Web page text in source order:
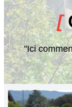
[
"Ici